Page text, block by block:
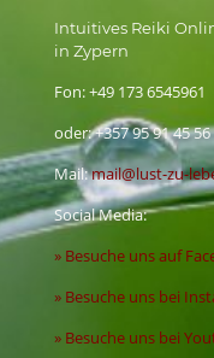
Intuitives Reiki
in Zypern
Fon:+49 173 6545961
oder:+357 95 91 45 56
Mail:mail@lust-zu-
Social Media:
» Besuche uns auf
» Besuche uns bei
» Besuche uns bei